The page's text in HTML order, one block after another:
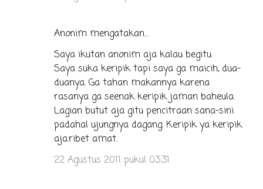
Anonim mengatakan…
Saya ikutan anonim aja kalau begitu.
Saya suka keripik tapi saya ga maicih, dua-
duanya. Ga tahan makannya karena
rasanya ga seenak keripik jaman baheula.
Lagian butut aja gitu pencitraan sana-sini
padahal ujungnya dagang. Keripik ya keripik
aja.ribet amat.
22 Agustus 2011 pukul 03.31